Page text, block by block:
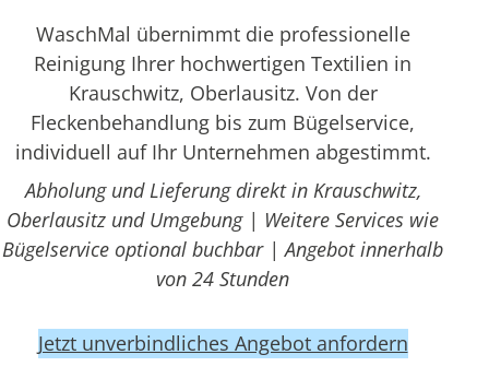
WaschMal übernimmt die professionelle
Reinigung Ihrer hochwertigen Textilien in
Krauschwitz, Oberlausitz. Von der
Fleckenbehandlung bis zum Bügelservice,
individuell auf Ihr Unternehmen abgestimmt.
Abholung und Lieferung direkt in Krauschwitz,
Oberlausitz und Umgebung | Weitere Services wie
Bügelservice optional buchbar | Angebot innerhalb
von 24 Stunden
Jetzt unverbindliches Angebot anfordern